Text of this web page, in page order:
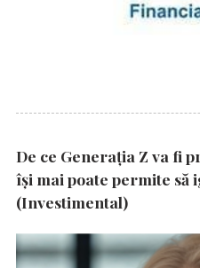
De ce Generația Z va fi
își mai poate permite să
(Investimental)